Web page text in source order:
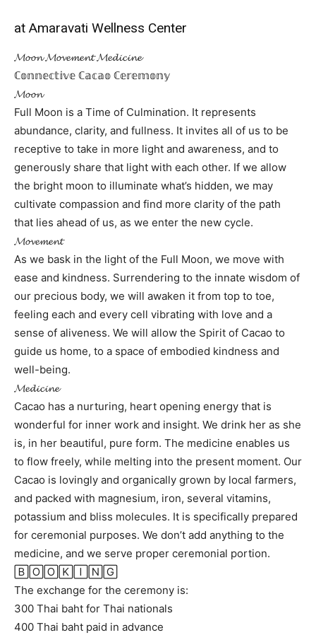
at Amaravati Wellness Center
𝓜𝓸𝓸𝓷 𝓜𝓸𝓿𝓮𝓶𝓮𝓷𝓽 𝓜𝓮𝓭𝓲𝓬𝓲𝓷𝓮
ℂ𝕠𝕟𝕟𝕖𝕔𝕥𝕚𝕧𝕖 ℂ𝕒𝕔𝕒𝕠 ℂ𝕖𝕣𝕖𝕞𝕠𝕟𝕪
𝓜𝓸𝓸𝓷
Full Moon is a Time of Culmination. It represents
abundance, clarity, and fullness. It invites all of us to be
receptive to take in more light and awareness, and to
generously share that light with each other. If we allow
the bright moon to illuminate what’s hidden, we may
cultivate compassion and find more clarity of the path
that lies ahead of us, as we enter the new cycle.
𝓜𝓸𝓿𝓮𝓶𝓮𝓷𝓽
As we bask in the light of the Full Moon, we move with
ease and kindness. Surrendering to the innate wisdom of
our precious body, we will awaken it from top to toe,
feeling each and every cell vibrating with love and a
sense of aliveness. We will allow the Spirit of Cacao to
guide us home, to a space of embodied kindness and
well-being.
𝓜𝓮𝓭𝓲𝓬𝓲𝓷𝓮
Cacao has a nurturing, heart opening energy that is
wonderful for inner work and insight. We drink her as she
is, in her beautiful, pure form. The medicine enables us
to flow freely, while melting into the present moment. Our
Cacao is lovingly and organically grown by local farmers,
and packed with magnesium, iron, several vitamins,
potassium and bliss molecules. It is specifically prepared
for ceremonial purposes. We don’t add anything to the
medicine, and we serve proper ceremonial portion.
🄱🄾🄾🄺🄸🄽🄶
The exchange for the ceremony is:
300 Thai baht for Thai nationals
400 Thai baht paid in advance